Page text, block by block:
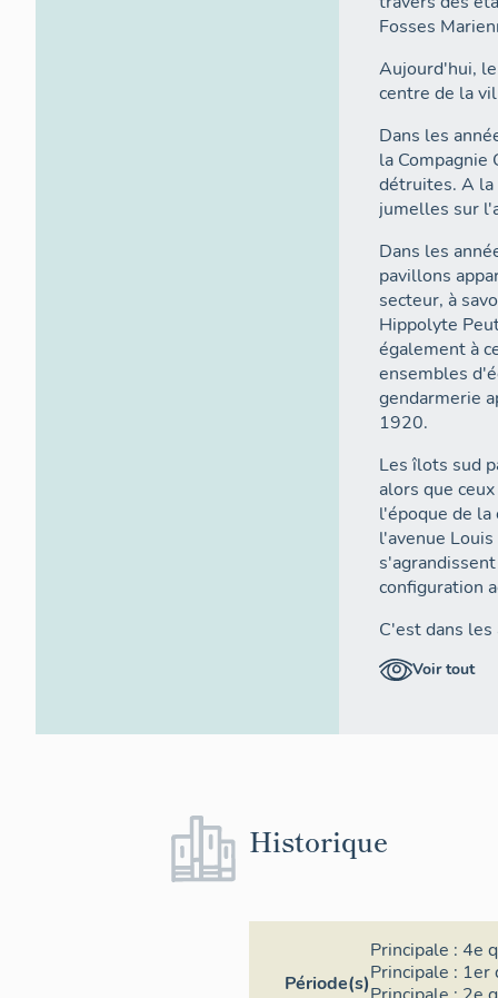
Fosses
Aujourd'hui,
centre de la
Dans les
la Compagnie
détruites. A la
jumelles sur
Dans les
pavillons
secteur, à
Hippolyte
également à
ensembles
gendarmerie
1920.
Les îlots sud
alors que
l'époque de
l'avenue
configuration
C'est dans
lotissement
et de
1. Situation
avenues
l'axe est-
Voir tout
Historique
Période(s)
Principale : 4e
Principale : 1er